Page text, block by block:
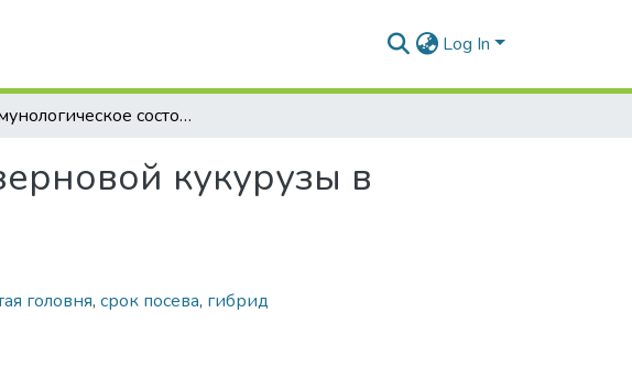
Log In
Иммунологическое состояние посевов зерновой кукурузы в зависимости от сроков посева
кукурузы в
головня, срок посева, гибрид